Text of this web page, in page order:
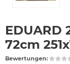
EDUARD
72cm
Bewertungen: